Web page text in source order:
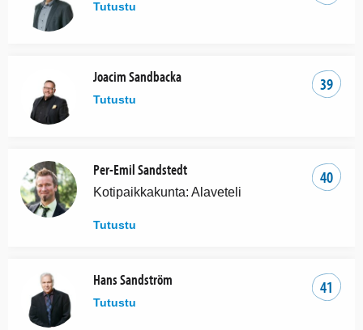
Tutustu
39
Joacim Sandbacka
Tutustu
40
Per-Emil Sandstedt
Kotipaikkakunta: Alaveteli
Tutustu
41
Hans Sandström
Tutustu